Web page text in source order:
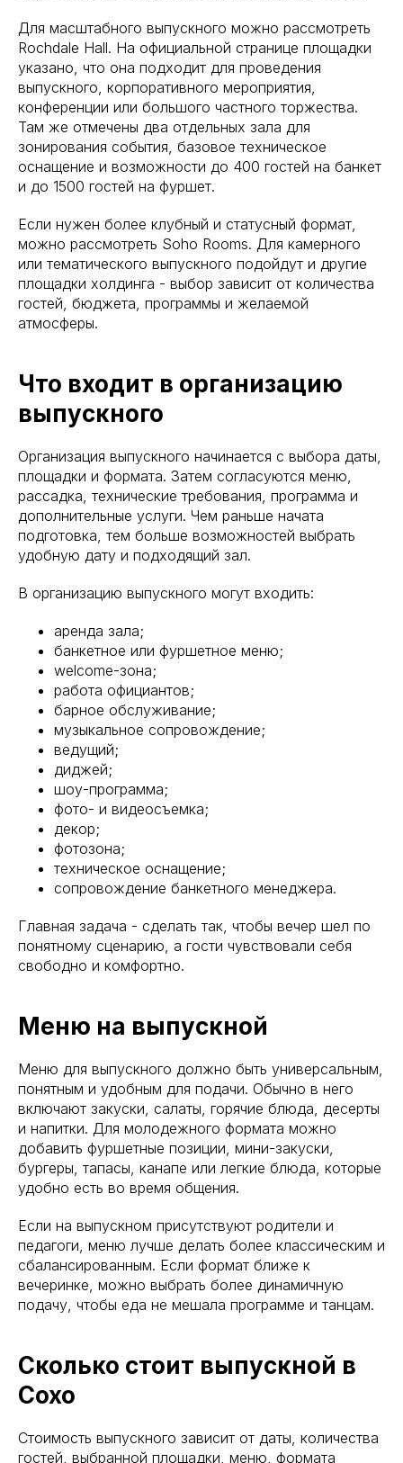
Для масштабного выпускного можно рассмотреть
Rochdale Hall. На официальной странице площадки
указано, что она подходит для проведения
выпускного, корпоративного мероприятия,
конференции или большого частного торжества.
Там же отмечены два отдельных зала для
зонирования события, базовое техническое
оснащение и возможности до 400 гостей на банкет
и до 1500 гостей на фуршет.
Если нужен более клубный и статусный формат,
можно рассмотреть Soho Rooms. Для камерного
или тематического выпускного подойдут и другие
площадки холдинга - выбор зависит от количества
гостей, бюджета, программы и желаемой
атмосферы.
Что входит в организацию
выпускного
Организация выпускного начинается с выбора даты,
площадки и формата. Затем согласуются меню,
рассадка, технические требования, программа и
дополнительные услуги. Чем раньше начата
подготовка, тем больше возможностей выбрать
удобную дату и подходящий зал.
В организацию выпускного могут входить:
аренда зала;
банкетное или фуршетное меню;
welcome-зона;
работа официантов;
барное обслуживание;
музыкальное сопровождение;
ведущий;
диджей;
шоу-программа;
фото- и видеосъемка;
декор;
фотозона;
техническое оснащение;
сопровождение банкетного менеджера.
Главная задача - сделать так, чтобы вечер шел по
понятному сценарию, а гости чувствовали себя
свободно и комфортно.
Меню на выпускной
Меню для выпускного должно быть универсальным,
понятным и удобным для подачи. Обычно в него
включают закуски, салаты, горячие блюда, десерты
и напитки. Для молодежного формата можно
добавить фуршетные позиции, мини-закуски,
бургеры, тапасы, канапе или легкие блюда, которые
удобно есть во время общения.
Если на выпускном присутствуют родители и
педагоги, меню лучше делать более классическим и
сбалансированным. Если формат ближе к
вечеринке, можно выбрать более динамичную
подачу, чтобы еда не мешала программе и танцам.
Сколько стоит выпускной в
Сохо
Стоимость выпускного зависит от даты, количества
гостей, выбранной площадки, меню, формата